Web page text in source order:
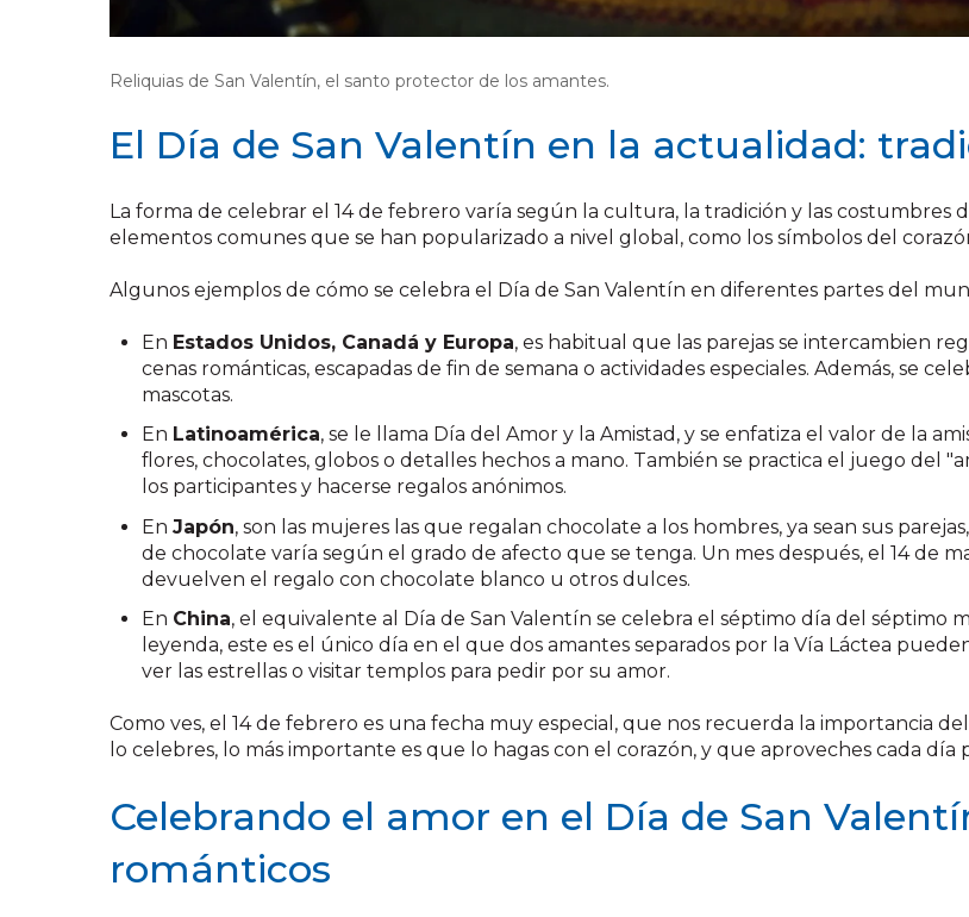
Reliquias de San Valentín, el santo protector de los amantes.
El Día de San Valentín en la actualidad:
La forma de celebrar el 14 de febrero varía según la cultura, la tradición y las costumbres
elementos comunes que se han popularizado a nivel global, como los símbolos del
Algunos ejemplos de cómo se celebra el Día de San Valentín en diferentes partes del
En Estados Unidos, Canadá y Europa, es habitual que las parejas se intercambien
cenas románticas, escapadas de fin de semana o actividades especiales. Además, se
mascotas.
En Latinoamérica, se le llama Día del Amor y la Amistad, y se enfatiza el valor de la
flores, chocolates, globos o detalles hechos a mano. También se practica el juego del
los participantes y hacerse regalos anónimos.
EnJapón, son las mujeres las que regalan chocolate a los hombres, ya sean sus
de chocolate varía según el grado de afecto que se tenga. Un mes después, el 14 de
devuelven el regalo con chocolate blanco u otros dulces.
En China, el equivalente al Día de San Valentín se celebra el séptimo día del séptimo
leyenda, este es el único día en el que dos amantes separados por la Vía Láctea
ver las estrellas o visitar templos para pedir por su amor.
Como ves, el 14 de febrero es una fecha muy especial, que nos recuerda la importancia
lo celebres, lo más importante es que lo hagas con el corazón, y que aproveches cada
Celebrando el amor en el Día de San
románticos